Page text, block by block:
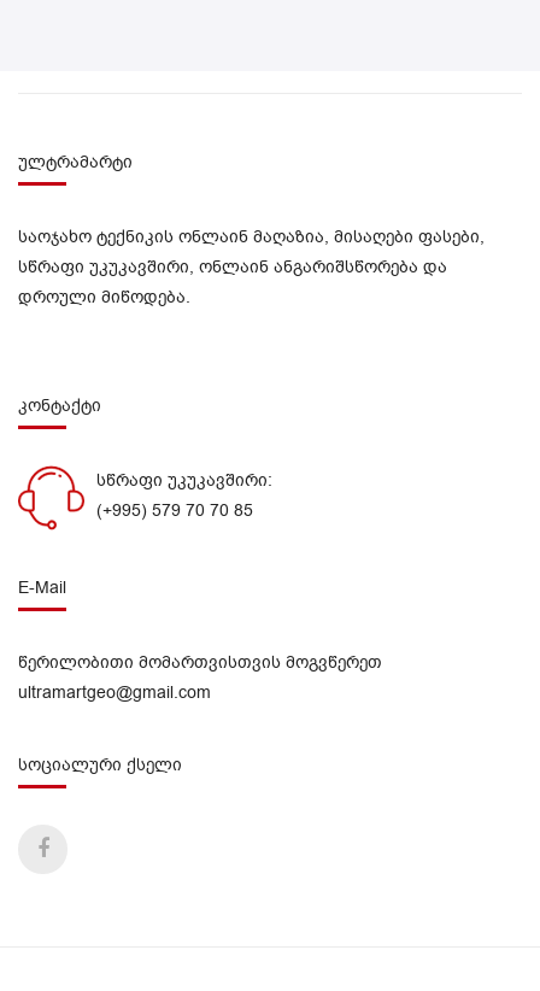
ულტრამარტი
საოჯახო ტექნიკის ონლაინ მაღაზია, მისაღები ფასები,
სწრაფი უკუკავშირი, ონლაინ ანგარიშსწორება და
დროული მიწოდება.
კონტაქტი
სწრაფი უკუკავშირი:
(+995) 579 70 70 85
E-Mail
წერილობითი მომართვისთვის მოგვწერეთ
ultramartgeo@gmail.com
სოციალური ქსელი